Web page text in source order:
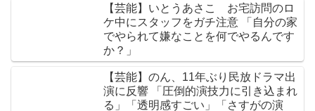
【芸能】いとうあさこ お宅訪問のロ
ケ中にスタッフをガチ注意 「自分の家
でやられて嫌なことを何でやるんです
か？」
【芸能】のん、11年ぶり民放ドラマ出
演に反響 「圧倒的演技力に引き込まれ
る」「透明感すごい」「さすがの演